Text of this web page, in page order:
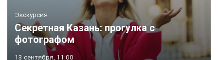
Экскурсия
Секретная Казань: прогулка с
фотографом
13 сентября, 11:00